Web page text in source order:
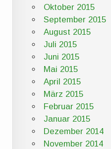
Oktober 2015
September 2015
August 2015
Juli 2015
Juni 2015
Mai 2015
April 2015
März 2015
Februar 2015
Januar 2015
Dezember 2014
November 2014